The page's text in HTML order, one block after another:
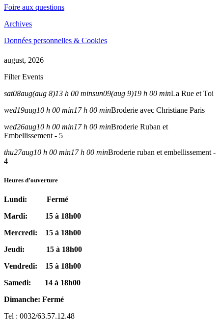
Foire aux questions
Archives
Données personnelles & Cookies
august, 2026
Filter Events
sat08aug(aug 8)13 h 00 minsun09(aug 9)19 h 00 minLa Rue et Toi
wed19aug10 h 00 min17 h 00 minBroderie avec Christiane Paris
wed26aug10 h 00 min17 h 00 minBroderie Ruban et
Embellissement - 5
thu27aug10 h 00 min17 h 00 minBroderie ruban et embellissement -
4
Heures d’ouverture
Lundi: Fermé
Mardi: 15 à 18h00
Mercredi: 15 à 18h00
Jeudi: 15 à 18h00
Vendredi: 15 à 18h00
Samedi: 14 à 18h00
Dimanche: Fermé
Tel : 0032/63.57.12.48